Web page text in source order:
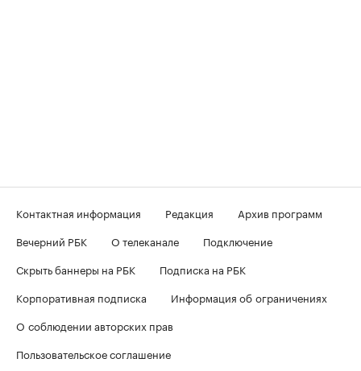
Контактная информация Редакция
Архив программ
Вечерний РБК
О телеканале
Подключение
Скрыть баннеры на РБК
Подписка на РБК
Корпоративная подписка
Информация об ограничениях
О соблюдении авторских прав
Пользовательское соглашение